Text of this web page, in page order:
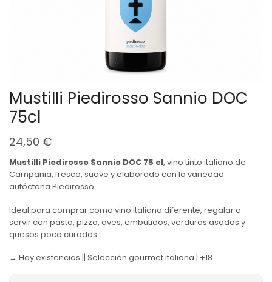
Mustilli Piedirosso Sannio DOC
75cl
24,50 €
Mustilli Piedirosso Sannio DOC 75 cl, vino tinto italiano de
Campania, fresco, suave y elaborado con la variedad
autóctona Piedirosso.
Ideal para comprar como vino italiano diferente, regalar o
servir con pasta, pizza, aves, embutidos, verduras asadas y
quesos poco curados.
→ Hay existencias || Selección gourmet italiana | +18